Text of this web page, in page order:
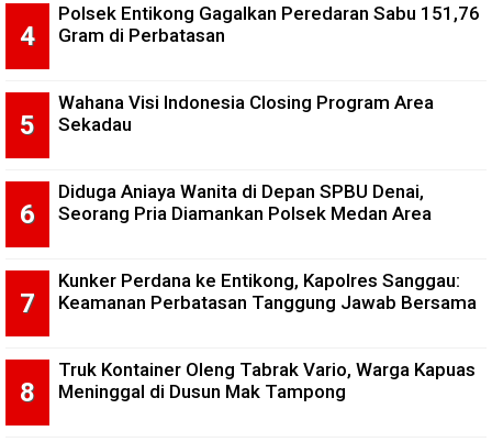
Polsek Entikong Gagalkan Peredaran Sabu 151,76
Gram di Perbatasan
Wahana Visi Indonesia Closing Program Area
Sekadau
Diduga Aniaya Wanita di Depan SPBU Denai,
Seorang Pria Diamankan Polsek Medan Area
Kunker Perdana ke Entikong, Kapolres Sanggau:
Keamanan Perbatasan Tanggung Jawab Bersama
Truk Kontainer Oleng Tabrak Vario, Warga Kapuas
Meninggal di Dusun Mak Tampong